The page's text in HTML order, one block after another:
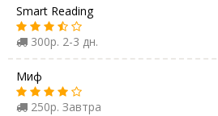
Smart Reading
300р. 2-3 дн.
Миф
250р. Завтра